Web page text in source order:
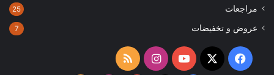
مراجعات 25
عروض و تخفيضات 7
فيسبوك
‫X
‫YouTubeانستقرامملخص